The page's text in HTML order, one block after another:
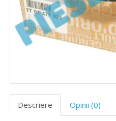
Descriere Opinii (0)